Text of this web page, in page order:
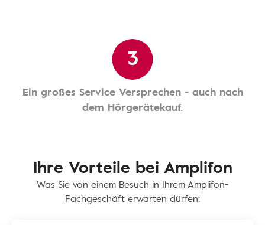
3
Ein großes Service Versprechen - auch nach
dem Hörgerätekauf.
Ihre Vorteile bei Amplifon
Was Sie von einem Besuch in Ihrem Amplifon-
Fachgeschäft erwarten dürfen: